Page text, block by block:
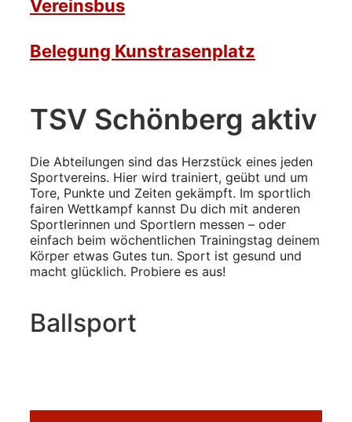
Vereinsbus
Belegung Kunstrasenplatz
TSV Schönberg aktiv
Die Abteilungen sind das Herzstück eines jeden
Sportvereins. Hier wird trainiert, geübt und um
Tore, Punkte und Zeiten gekämpft. Im sportlich
fairen Wettkampf kannst Du dich mit anderen
Sportlerinnen und Sportlern messen – oder
einfach beim wöchentlichen Trainingstag deinem
Körper etwas Gutes tun. Sport ist gesund und
macht glücklich. Probiere es aus!
Ballsport